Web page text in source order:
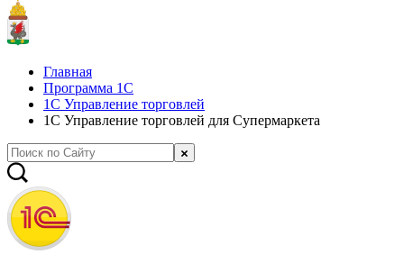
Главная
Программа 1С
1С Управление торговлей
1С Управление торговлей для Супермаркета